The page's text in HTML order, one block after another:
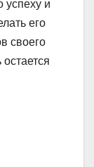
успеху и
его
своего